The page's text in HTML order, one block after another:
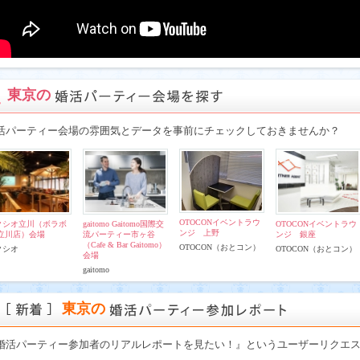
東京の
パーティー会場の雰囲気とデータを事前にチェックしておきませんか？
シオ立川（ボラボ
川店）会場
シオ
gaitomo Gaitomo国際交
流パーティー市ヶ谷
（Cafe & Bar Gaitomo）
会場
gaitomo
OTOCONイベントラウ
ンジ 上野
OTOCON（おとコン）
OTOCONイベントラウ
ンジ 銀座
OTOCON（おとコン）
東京の
活パーティー参加者のリアルレポートを見たい！』というユーザーリクエ